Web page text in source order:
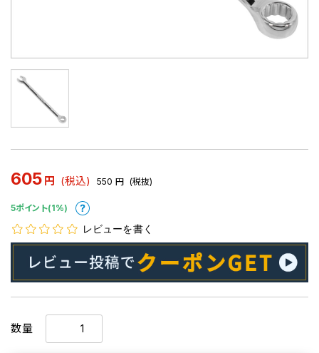
605 円 (税込) 550 円 (税抜)
5ポイント(1%)
レビューを書く
数量